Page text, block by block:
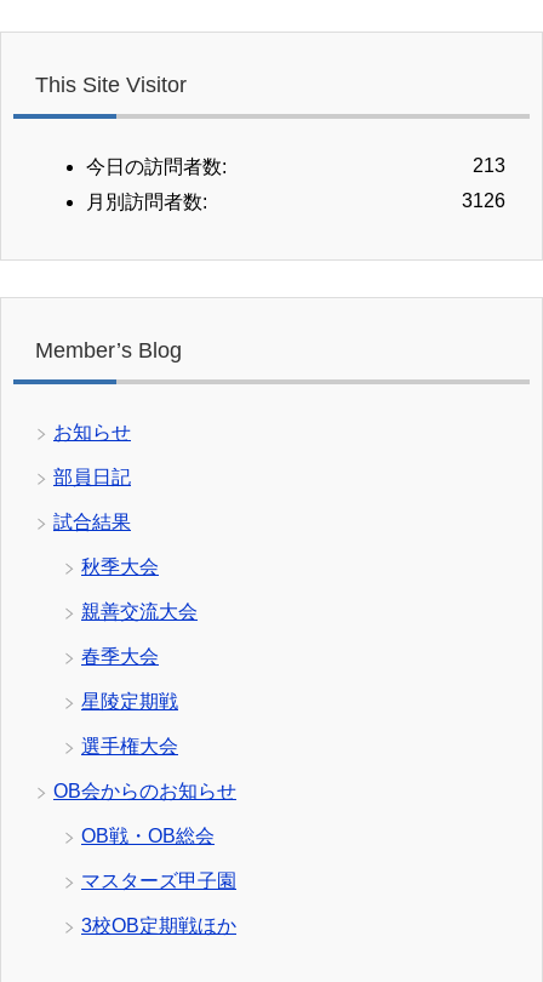
This Site Visitor
213
今日の訪問者数:
3126
月別訪問者数:
Member’s Blog
お知らせ
部員日記
試合結果
秋季大会
親善交流大会
春季大会
星陵定期戦
選手権大会
OB会からのお知らせ
OB戦・OB総会
マスターズ甲子園
3校OB定期戦ほか